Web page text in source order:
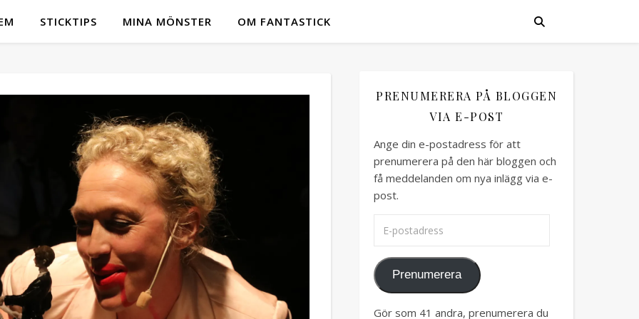
STICKTIPS MINA MÖNSTER OM FANTASTICK
PRENUMERERA PÅ BLOGGEN
VIA E-POST
Ange din e-postadress för att
prenumerera på den här bloggen och
få meddelanden om nya inlägg via e-
post.
Prenumerera
Gör som 41 andra, prenumerera du